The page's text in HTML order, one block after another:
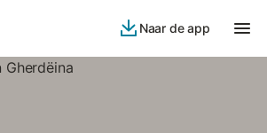
Naar de app